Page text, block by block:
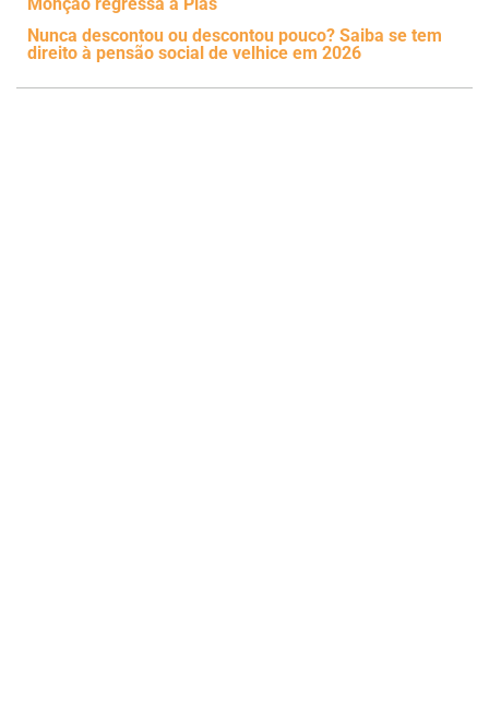
Nunca descontou ou descontou pouco? Saiba se tem
direito à pensão social de velhice em 2026